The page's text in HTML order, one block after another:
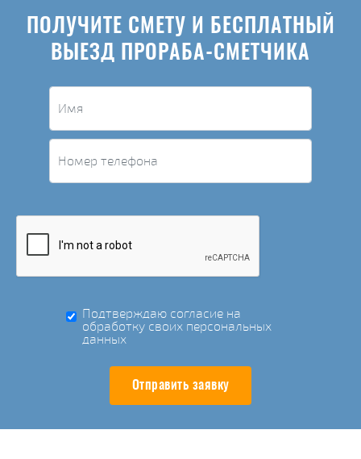
ПОЛУЧИТЕ СМЕТУ И БЕСПЛАТНЫЙ
ВЫЕЗД ПРОРАБА-СМЕТЧИКА
Подтверждаю согласие на
обработку своих персональных
данных
Отправить заявку